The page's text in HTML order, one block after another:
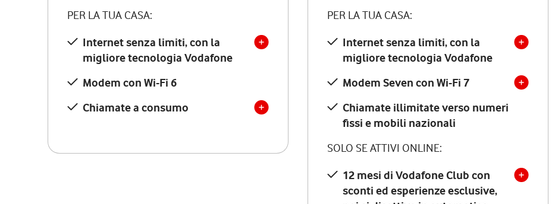
PER LA TUA CASA:
Internet senza limiti, con la
migliore tecnologia Vodafone
Modem con Wi-Fi 6
Chiamate a consumo
PER LA TUA CASA:
Internet senza limiti, con la
migliore tecnologia Vodafone
Modem Seven con Wi-Fi 7
Chiamate illimitate verso numeri
fissi e mobili nazionali
SOLO SE ATTIVI ONLINE:
12 mesi di Vodafone Club con
sconti ed esperienze esclusive,